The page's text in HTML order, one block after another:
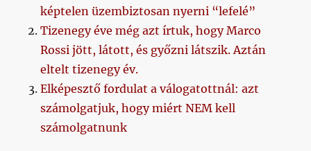
képtelen üzembiztosan nyerni “lefelé”
Tizenegy éve még azt írtuk, hogy Marco
Rossi jött, látott, és győzni látszik. Aztán
eltelt tizenegy év.
Elképesztő fordulat a válogatottnál: azt
számolgatjuk, hogy miért NEM kell
számolgatnunk